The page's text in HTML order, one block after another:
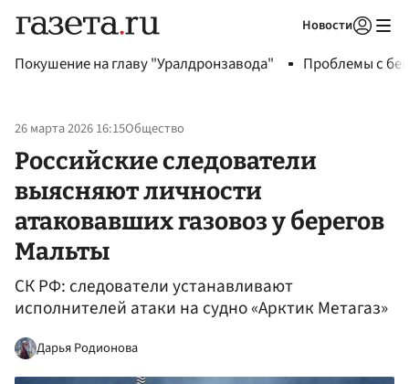
Новости
Покушение на главу "Уралдронзавода" Проблемы с
26 марта 2026 16:15Общество
Российские следователи
выясняют личности
атаковавших газовоз у берегов
Мальты
СК РФ: следователи устанавливают
исполнителей атаки на судно «Арктик Метагаз»
Дарья Родионова